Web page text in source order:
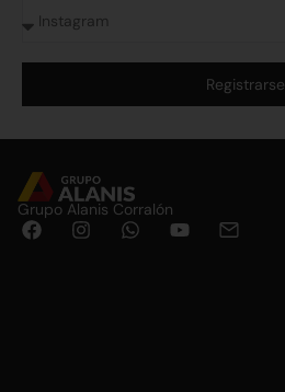
Registrarse
Grupo Alanis Corralón